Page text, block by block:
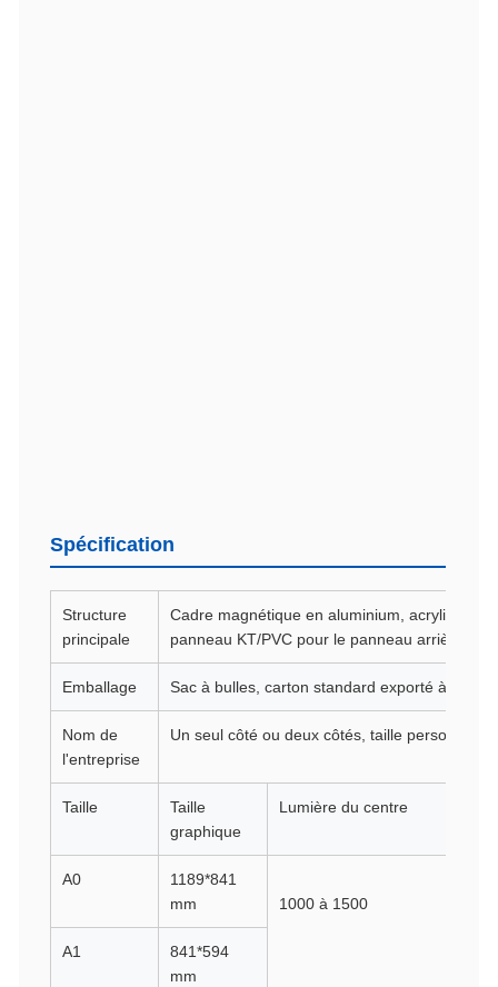
Spécification
Structure
principale
Cadre magnétique en aluminium, acrylique
panneau KT/PVC pour le panneau arrière.
Emballage Sac à bulles, carton standard exporté à 5
Nom de
l'entreprise
Un seul côté ou deux côtés, taille
Taille
Taille
graphique
Lumière du centre
A0
1189*841
mm
1000 à 1500
A1
841*594
mm